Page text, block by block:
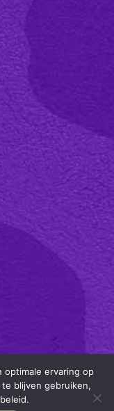
in Amersfoort en
optimale ervaring op
blijven gebruiken,